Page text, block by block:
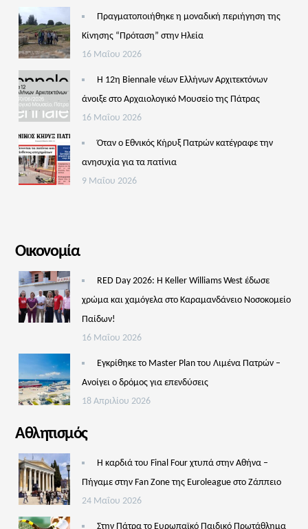
Πραγματοποιήθηκε η μοναδική περιήγηση της
Κίνησης “Πρόταση” στην Ηλεία
16 Μαΐου 2026
Η 12η Biennale νέων Ελλήνων Αρχιτεκτόνων
άνοιξε στο Αρχαιολογικό Μουσείο της Πάτρας
16 Μαΐου 2026
Όταν ο Εθνικός Κήρυξ Πατρών κατέγραφε την
ανησυχία για τα πατίνια
9 Μαΐου 2026
Οικονομία
RED Day 2026: Η Keller Williams West έδωσε
χρώμα και χαμόγελα στο Καραμανδάνειο Νοσοκομείο
Παίδων!
16 Μαΐου 2026
Εγκρίθηκε το Master Plan του Λιμένα Πατρών –
Aνοίγει ο δρόμος για επενδύσεις
18 Απριλίου 2026
Αθλητισμός
Η καρδιά του Final Four χτυπά στην Αθήνα –
Πήγαμε στην Fan Zone της Euroleague στο Ζάππειο
24 Μαΐου 2026
Στην Πάτρα το Ευρωπαϊκό Παιδικό Πρωτάθλημα